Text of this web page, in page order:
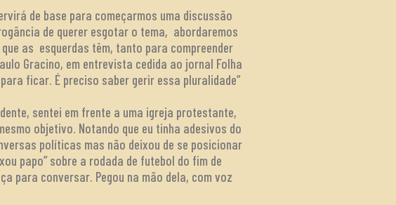
de base para começarmos uma discussão
de querer esgotar o tema, abordaremos
as esquerdas têm, tanto para compreender
Gracino, em entrevista cedida ao jornal Folha
ficar. É preciso saber gerir essa pluralidade”
sentei em frente a uma igreja protestante,
objetivo. Notando que eu tinha adesivos do
políticas mas não deixou de se posicionar
papo” sobre a rodada de futebol do fim de
para conversar. Pegou na mão dela, com voz